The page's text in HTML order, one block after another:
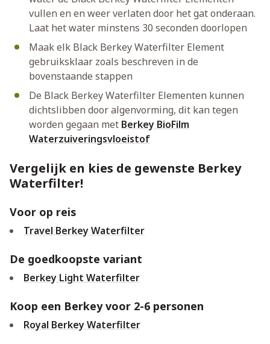
vullen en en weer verlaten door het gat onderaan.
Laat het water minstens 30 seconden doorlopen
Maak elk Black Berkey Waterfilter Element
gebruiksklaar zoals beschreven in de
bovenstaande stappen
De Black Berkey Waterfilter Elementen kunnen
dichtslibben door algenvorming, dit kan tegen
worden gegaan met Berkey BioFilm
Waterzuiveringsvloeistof
Vergelijk en kies de gewenste Berkey
Waterfilter!
Voor op reis
Travel Berkey Waterfilter
De goedkoopste variant
Berkey Light Waterfilter
Koop een Berkey voor 2-6 personen
Royal Berkey Waterfilter